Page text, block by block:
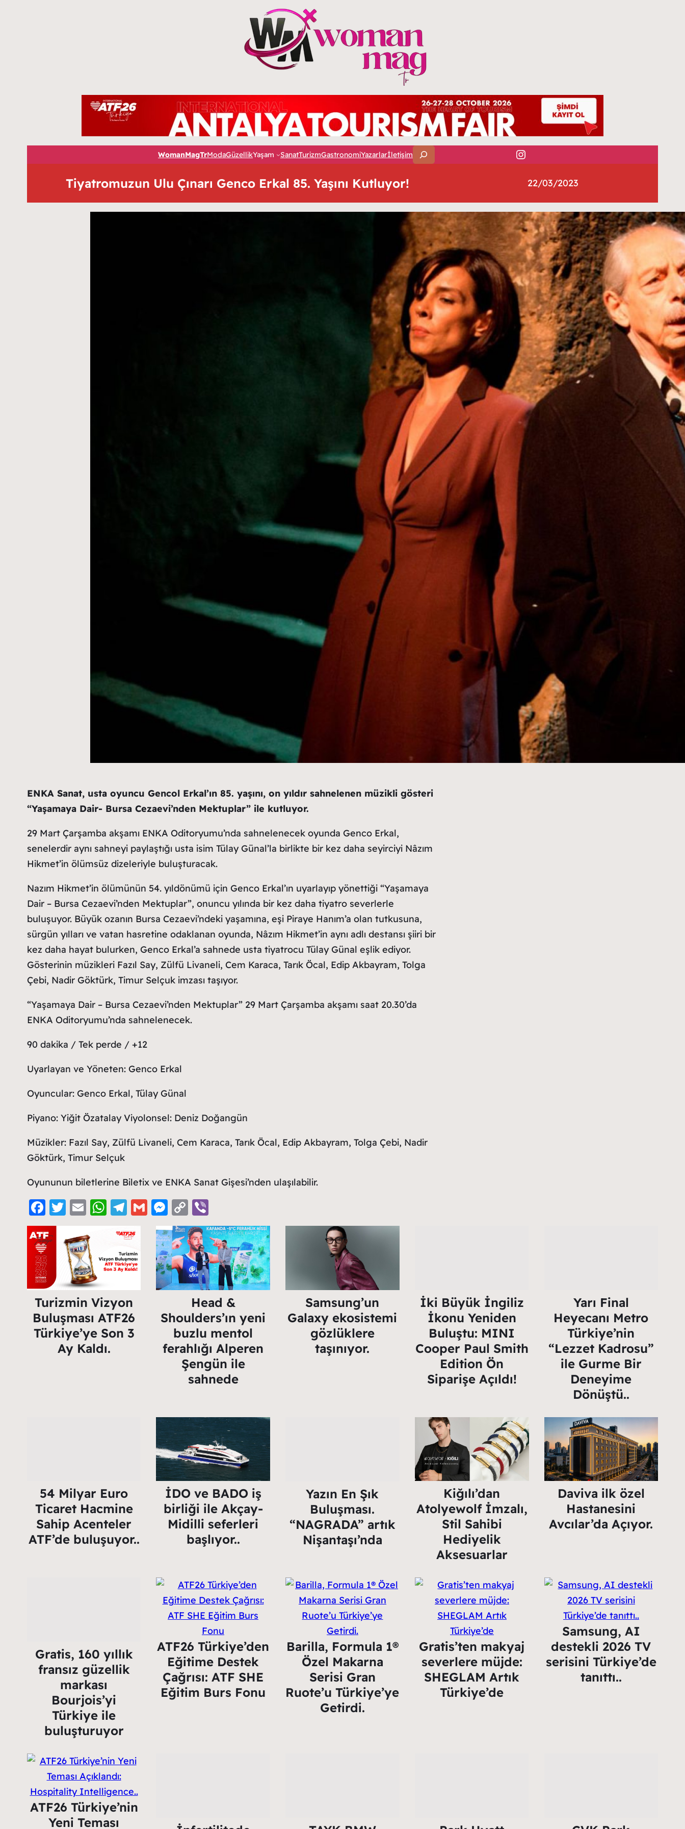
WomanMagTrModaGüzellikYaşam SanatTurizmGastronomiYazarlarİletişim
r
Instagram
Tiyatromuzun Ulu Çınarı Genco Erkal 85. Yaşını Kutluyor!
22/03/2023
ENKA Sanat, usta oyuncu Gencol Erkal’ın 85. yaşını, on yıldır sahnelenen müzikli gösteri
“Yaşamaya Dair- Bursa Cezaevi’nden Mektuplar” ile kutluyor.
29 Mart Çarşamba akşamı ENKA Oditoryumu’nda sahnelenecek oyunda Genco Erkal,
senelerdir aynı sahneyi paylaştığı usta isim Tülay Günal’la birlikte bir kez daha seyirciyi Nâzım
Hikmet’in ölümsüz dizeleriyle buluşturacak.
Nazım Hikmet’in ölümünün 54. yıldönümü için Genco Erkal’ın uyarlayıp yönettiği “Yaşamaya
Dair – Bursa Cezaevi’nden Mektuplar”, onuncu yılında bir kez daha tiyatro severlerle
buluşuyor. Büyük ozanın Bursa Cezaevi’ndeki yaşamına, eşi Piraye Hanım’a olan tutkusuna,
sürgün yılları ve vatan hasretine odaklanan oyunda, Nâzım Hikmet’in aynı adlı destansı şiiri bir
kez daha hayat bulurken, Genco Erkal’a sahnede usta tiyatrocu Tülay Günal eşlik ediyor.
Gösterinin müzikleri Fazıl Say, Zülfü Livaneli, Cem Karaca, Tarık Öcal, Edip Akbayram, Tolga
Çebi, Nadir Göktürk, Timur Selçuk imzası taşıyor.
“Yaşamaya Dair – Bursa Cezaevi’nden Mektuplar” 29 Mart Çarşamba akşamı saat 20.30’da
ENKA Oditoryumu’nda sahnelenecek.
90 dakika / Tek perde / +12
Uyarlayan ve Yöneten: Genco Erkal
Oyuncular: Genco Erkal, Tülay Günal
Piyano: Yiğit Özatalay Viyolonsel: Deniz Doğangün
Müzikler: Fazıl Say, Zülfü Livaneli, Cem Karaca, Tarık Öcal, Edip Akbayram, Tolga Çebi, Nadir
Göktürk, Timur Selçuk
Oyununun biletlerine Biletix ve ENKA Sanat Gişesi’nden ulaşılabilir.
F
a
c
e
b
o
o
k
T
w
itt
er
E
m
ai
l
W
h
at
s
A
p
p
T
el
e
g
ra
m
G
m
ai
M
e
ss
e
n
g
C
o
p
y
Li
n
k
Vi
b
er
Turizmin Vizyon
Buluşması ATF26
Türkiye’ye Son 3
Ay Kaldı.
Head &
Shoulders’ın yeni
buzlu mentol
ferahlığı Alperen
Şengün ile
sahnede
Samsung’un
Galaxy ekosistemi
gözlüklere
taşınıyor.
İki Büyük İngiliz
İkonu Yeniden
Buluştu: MINI
Cooper Paul Smith
Edition Ön
Siparişe Açıldı!
Yarı Final
Heyecanı Metro
Türkiye’nin
“Lezzet Kadrosu”
ile Gurme Bir
Deneyime
Dönüştü..
54 Milyar Euro
Ticaret Hacmine
Sahip Acenteler
ATF’de buluşuyor..
İDO ve BADO iş
birliği ile Akçay-
Midilli seferleri
başlıyor..
Yazın En Şık
Buluşması.
“NAGRADA” artık
Nişantaşı’nda
Kiğılı’dan
Atolyewolf İmzalı,
Stil Sahibi
Hediyelik
Aksesuarlar
Daviva ilk özel
Hastanesini
Avcılar’da Açıyor.
Gratis, 160 yıllık
fransız güzellik
markası
Bourjois’yi
Türkiye ile
buluşturuyor
ATF26 Türkiye’den
Eğitime Destek
Çağrısı: ATF SHE
Eğitim Burs Fonu
Barilla, Formula 1®
Özel Makarna
Serisi Gran
Ruote’u Türkiye’ye
Getirdi.
Gratis’ten makyaj
severlere müjde:
SHEGLAM Artık
Türkiye’de
Samsung, AI
destekli 2026 TV
serisini Türkiye’de
tanıttı..
ATF26 Türkiye’nin
Yeni Teması